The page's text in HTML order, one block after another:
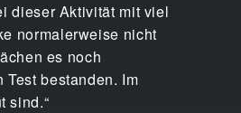
dieser Aktivität mit viel
normalerweise nicht
es noch
bestanden. Im
sind.“